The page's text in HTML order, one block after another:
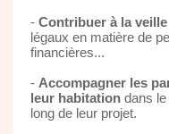
- Contribuer à la veille
légaux en matière de
financières...
- Accompagner les
leur habitationdans le
long de leur projet.